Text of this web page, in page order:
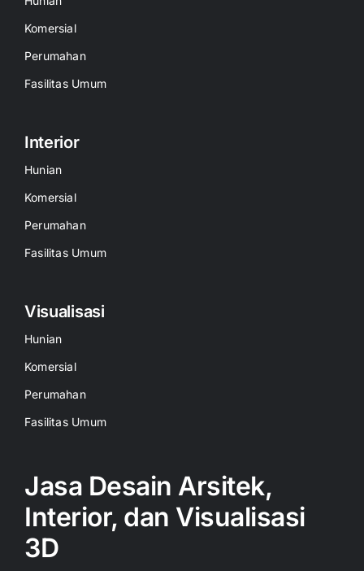
Komersial
Perumahan
Fasilitas Umum
Interior
Hunian
Komersial
Perumahan
Fasilitas Umum
Visualisasi
Hunian
Komersial
Perumahan
Fasilitas Umum
Jasa Desain Arsitek,
Interior, dan Visualisasi
3D